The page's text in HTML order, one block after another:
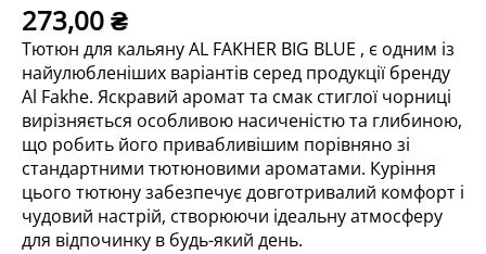
273,00₴
Тютюн для кальяну AL FAKHER BIG BLUE , є одним із
найулюбленіших варіантів серед продукції бренду
Al Fakhe. Яскравий аромат та смак стиглої чорниці
вирізняється особливою насиченістю та глибиною,
що робить його привабливішим порівняно зі
стандартними тютюновими ароматами. Куріння
цього тютюну забезпечує довготривалий комфорт і
чудовий настрій, створюючи ідеальну атмосферу
для відпочинку в будь-який день.